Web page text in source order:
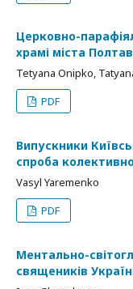
Церковно-
храмі міста
Tetyana Оnipko,
PDF
Випускники
спроба
Vasyl Yaremenko
PDF
Ментально-
священиків